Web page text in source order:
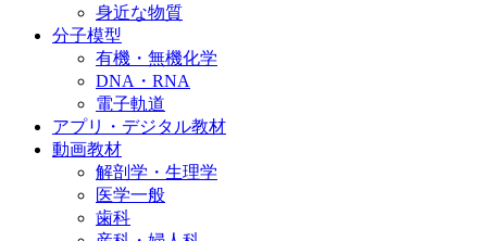
身近な物質
分子模型
有機・無機化学
DNA・RNA
電子軌道
アプリ・デジタル教材
動画教材
解剖学・生理学
医学一般
歯科